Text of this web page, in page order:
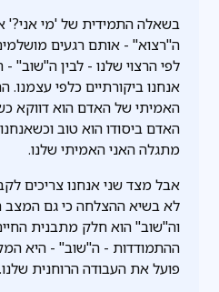
בשאלה התמידית של 'מי אני?'
ה"רצוא" - אותם רגעים
לפי הרצוי שלנו - לבין ה"שוב"
אנחנו ביקורתיים כלפי
האמיתי של האדם הוא דווקא
האדם ביסודו הוא טוב
מתגלה האני האמיתי שלנו.
אבל מצד שני אנחנו צריכים
לא בשיא ההצלחה כי גם המצב
וה"שוב" הוא חלק מתבנית
ההתמודדות - ה"שוב" - היא
פועל את העבודה הרוחנית שלנו.